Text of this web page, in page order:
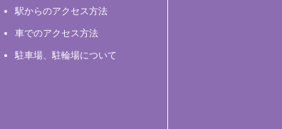
駅からのアクセス方法
車でのアクセス方法
駐車場、駐輪場について